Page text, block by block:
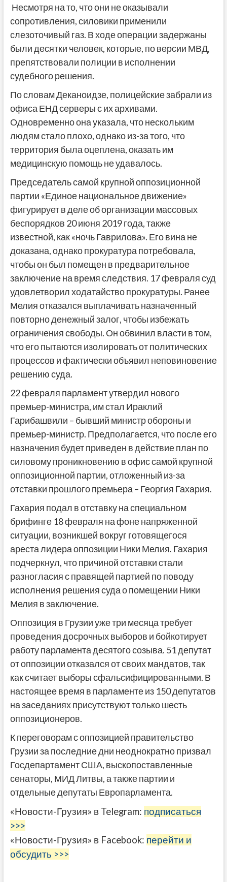
Несмотря на то, что они не оказывали
сопротивления, силовики применили
слезоточивый газ. В ходе операции задержаны
были десятки человек, которые, по версии МВД,
препятствовали полиции в исполнении
судебного решения.
По словам Деканоидзе, полицейские забрали из
офиса ЕНД серверы с их архивами.
Одновременно она указала, что нескольким
людям стало плохо, однако из-за того, что
территория была оцеплена, оказать им
медицинскую помощь не удавалось.
Председатель самой крупной оппозиционной
партии «Единое национальное движение»
фигурирует в деле об организации массовых
беспорядков 20 июня 2019 года, также
известной, как «ночь Гаврилова». Его вина не
доказана, однако прокуратура потребовала,
чтобы он был помещен в предварительное
заключение на время следствия. 17 февраля суд
удовлетворил ходатайство прокуратуры. Ранее
Мелия отказался выплачивать назначенный
повторно денежный залог, чтобы избежать
ограничения свободы. Он обвинил власти в том,
что его пытаются изолировать от политических
процессов и фактически объявил неповиновение
решению суда.
22 февраля парламент утвердил нового
премьер-министра, им стал Ираклий
Гарибашвили – бывший министр обороны и
премьер-министр. Предполагается, что после его
назначения будет приведен в действие план по
силовому проникновению в офис самой крупной
оппозиционной партии, отложенный из-за
отставки прошлого премьера – Георгия Гахария.
Гахария подал в отставку на специальном
брифинге 18 февраля на фоне напряженной
ситуации, возникшей вокруг готовящегося
ареста лидера оппозиции Ники Мелия. Гахария
подчеркнул, что причиной отставки стали
разногласия с правящей партией по поводу
исполнения решения суда о помещении Ники
Мелия в заключение.
Оппозиция в Грузии уже три месяца требует
проведения досрочных выборов и бойкотирует
работу парламента десятого созыва. 51 депутат
от оппозиции отказался от своих мандатов, так
как считает выборы сфальсифицированными. В
настоящее время в парламенте из 150 депутатов
на заседаниях присутствуют только шесть
оппозиционеров.
К переговорам с оппозицией правительство
Грузии за последние дни неоднократно призвал
Госдепартамент США, выскопоставленные
сенаторы, МИД Литвы, а также партии и
отдельные депутаты Европарламента.
«Новости-Грузия» в Telegram: подписаться
>>>
«Новости-Грузия» в Facebook: перейти и
обсудить >>>